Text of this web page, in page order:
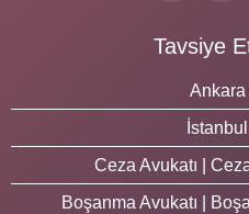
Tavsiye
Ankara
Ceza Avukatı |
Boşanma Avukatı |